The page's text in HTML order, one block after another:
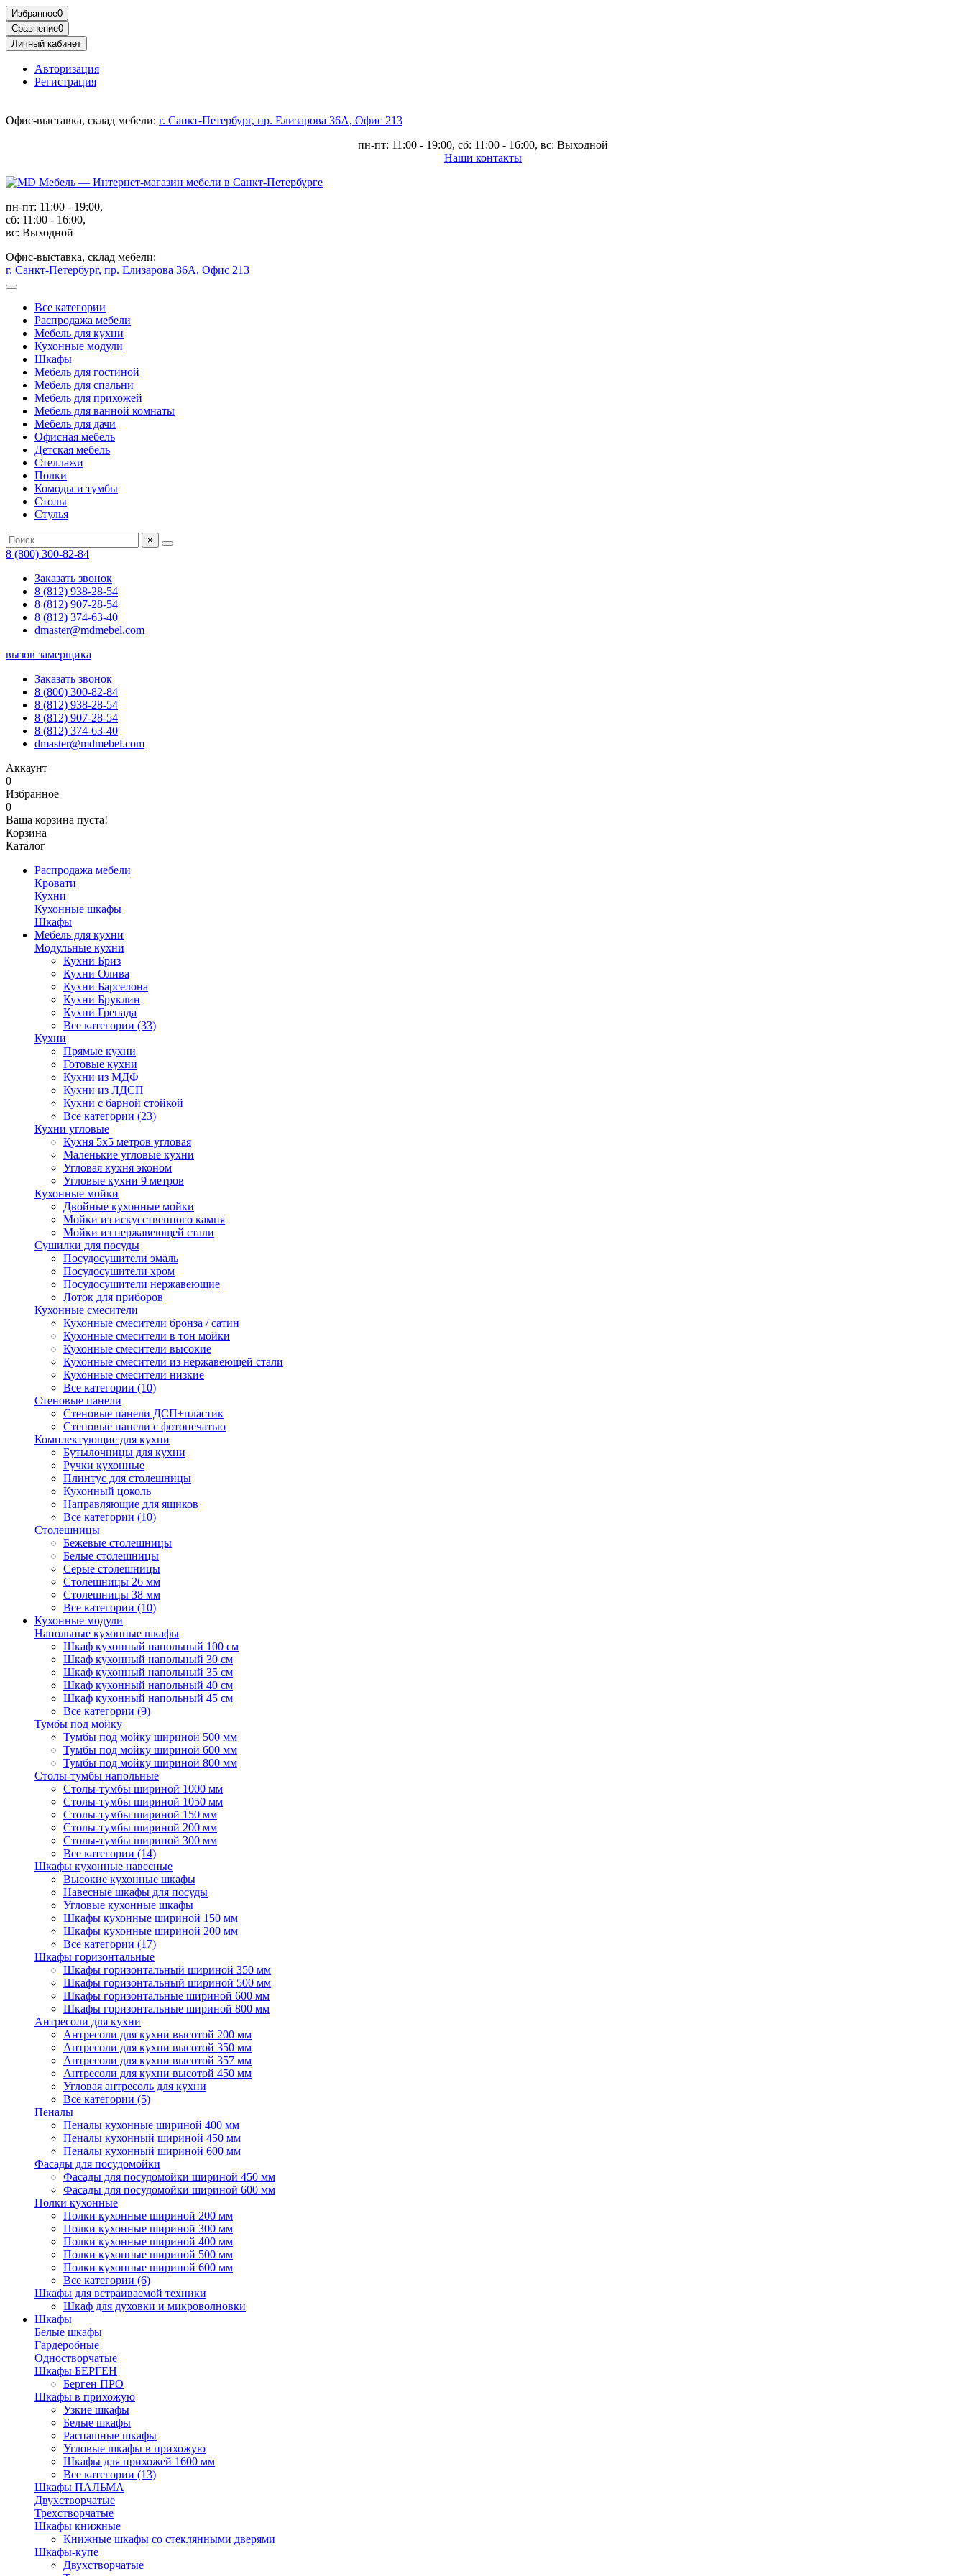
Избранное0
Сравнение0
Личный кабинет
Авторизация
Регистрация
Офис-выставка, склад мебели: г. Санкт-Петербург, пр. Елизарова 36А, Офис 213
пн-пт: 11:00 - 19:00, сб: 11:00 - 16:00, вс: Выходной
Наши контакты
пн-пт: 11:00 - 19:00,
сб: 11:00 - 16:00,
вс: Выходной
Офис-выставка, склад мебели:
г. Санкт-Петербург, пр. Елизарова 36А, Офис 213
Все категории
Распродажа мебели
Мебель для кухни
Кухонные модули
Шкафы
Мебель для гостиной
Мебель для спальни
Мебель для прихожей
Мебель для ванной комнаты
Мебель для дачи
Офисная мебель
Детская мебель
Стеллажи
Полки
Комоды и тумбы
Столы
Стулья
×
8 (800) 300-82-84
Заказать звонок
8 (812) 938-28-54
8 (812) 907-28-54
8 (812) 374-63-40
dmaster@mdmebel.com
вызов замерщика
Заказать звонок
8 (800) 300-82-84
8 (812) 938-28-54
8 (812) 907-28-54
8 (812) 374-63-40
dmaster@mdmebel.com
Аккаунт
0
Избранное
0
Ваша корзина пуста!
Корзина
Каталог
Распродажа мебели
Кровати
Кухни
Кухонные шкафы
Шкафы
Мебель для кухни
Модульные кухни
Кухни Бриз
Кухни Олива
Кухни Барселона
Кухни Бруклин
Кухни Гренада
Все категории (33)
Кухни
Прямые кухни
Готовые кухни
Кухни из МДФ
Кухни из ЛДСП
Кухни с барной стойкой
Все категории (23)
Кухни угловые
Кухня 5х5 метров угловая
Маленькие угловые кухни
Угловая кухня эконом
Угловые кухни 9 метров
Кухонные мойки
Двойные кухонные мойки
Мойки из искусственного камня
Мойки из нержавеющей стали
Сушилки для посуды
Посудосушители эмаль
Посудосушители хром
Посудосушители нержавеющие
Лоток для приборов
Кухонные смесители
Кухонные смесители бронза / сатин
Кухонные смесители в тон мойки
Кухонные смесители высокие
Кухонные смесители из нержавеющей стали
Кухонные смесители низкие
Все категории (10)
Стеновые панели
Стеновые панели ДСП+пластик
Стеновые панели с фотопечатью
Комплектующие для кухни
Бутылочницы для кухни
Ручки кухонные
Плинтус для столешницы
Кухонный цоколь
Направляющие для ящиков
Все категории (10)
Столешницы
Бежевые столешницы
Белые столешницы
Серые столешницы
Столешницы 26 мм
Столешницы 38 мм
Все категории (10)
Кухонные модули
Напольные кухонные шкафы
Шкаф кухонный напольный 100 см
Шкаф кухонный напольный 30 см
Шкаф кухонный напольный 35 см
Шкаф кухонный напольный 40 см
Шкаф кухонный напольный 45 см
Все категории (9)
Тумбы под мойку
Тумбы под мойку шириной 500 мм
Тумбы под мойку шириной 600 мм
Тумбы под мойку шириной 800 мм
Столы-тумбы напольные
Столы-тумбы шириной 1000 мм
Столы-тумбы шириной 1050 мм
Столы-тумбы шириной 150 мм
Столы-тумбы шириной 200 мм
Столы-тумбы шириной 300 мм
Все категории (14)
Шкафы кухонные навесные
Высокие кухонные шкафы
Навесные шкафы для посуды
Угловые кухонные шкафы
Шкафы кухонные шириной 150 мм
Шкафы кухонные шириной 200 мм
Все категории (17)
Шкафы горизонтальные
Шкафы горизонтальный шириной 350 мм
Шкафы горизонтальный шириной 500 мм
Шкафы горизонтальные шириной 600 мм
Шкафы горизонтальные шириной 800 мм
Антресоли для кухни
Антресоли для кухни высотой 200 мм
Антресоли для кухни высотой 350 мм
Антресоли для кухни высотой 357 мм
Антресоли для кухни высотой 450 мм
Угловая антресоль для кухни
Все категории (5)
Пеналы
Пеналы кухонные шириной 400 мм
Пеналы кухонный шириной 450 мм
Пеналы кухонный шириной 600 мм
Фасады для посудомойки
Фасады для посудомойки шириной 450 мм
Фасады для посудомойки шириной 600 мм
Полки кухонные
Полки кухонные шириной 200 мм
Полки кухонные шириной 300 мм
Полки кухонные шириной 400 мм
Полки кухонные шириной 500 мм
Полки кухонные шириной 600 мм
Все категории (6)
Шкафы для встраиваемой техники
Шкаф для духовки и микроволновки
Шкафы
Белые шкафы
Гардеробные
Одностворчатые
Шкафы БЕРГЕН
Берген ПРО
Шкафы в прихожую
Узкие шкафы
Белые шкафы
Распашные шкафы
Угловые шкафы в прихожую
Шкафы для прихожей 1600 мм
Все категории (13)
Шкафы ПАЛЬМА
Двухстворчатые
Трехстворчатые
Шкафы книжные
Книжные шкафы со стеклянными дверями
Шкафы-купе
Двухстворчатые